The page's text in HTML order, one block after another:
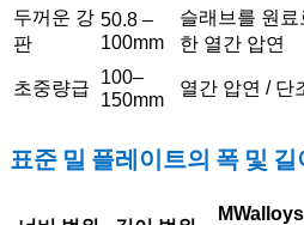
두꺼운 강
판
50.8 –
100mm
슬래브를 원료
한 열간 압연
초중량급
100–
150mm
열간 압연 / 단
표준 밀 플레이트의 폭 및 길
MWalloys